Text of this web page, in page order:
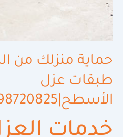
حماية منزلك من
طبقات عزل
الأسطح|0598720825
خدمات